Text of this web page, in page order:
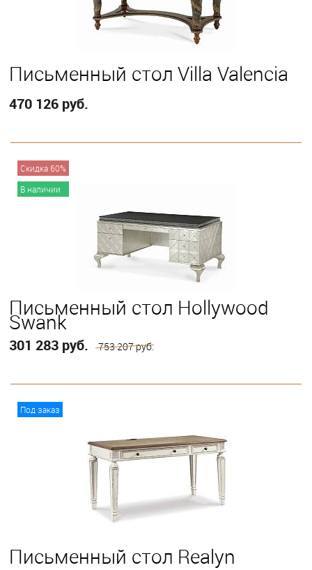
Письменный стол Villa Valencia
470 126 руб.
Скидка 60%
В наличии
Письменный стол Hollywood
Swank
301 283 руб. 753 207 руб.
Под заказ
Письменный стол Realyn